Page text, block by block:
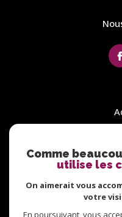
© 2026 | Tous
Comme
utilise les
On aimerait vous
votre
En poursuivant, vous